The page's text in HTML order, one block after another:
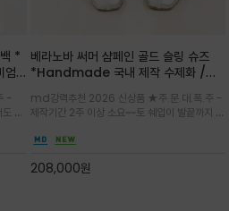
*
엄
-
입
한
베라노바 써머 샴페인 골드 슬링 슈즈
*Handmade 국내 제작 수제화 /은
스럽게 밝혀주는 슬링백 플랫슈
md강력추천 2026 신상품 ★주.문.대.폭.주 -
제작기간 2주 이상 소요~~토 쉐입이 발끝까지 세
끔한 디자인과 베이직한 컬러감으로 높은 활용도
일까지 두루 잘 어울리는 활2
208,000원